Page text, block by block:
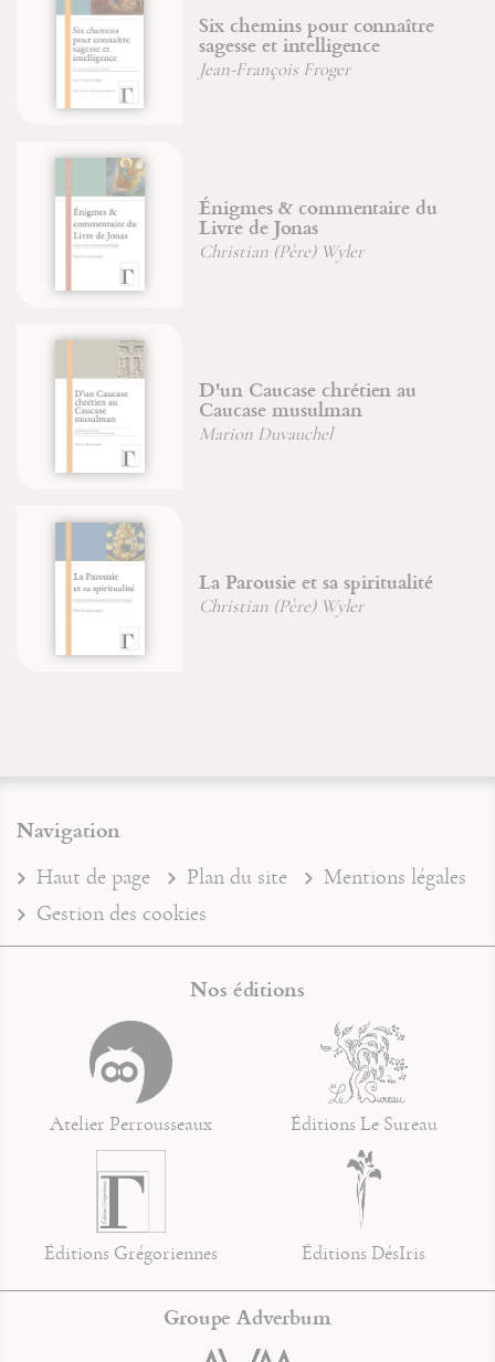
Saint Joseph, image du Père
Jean-Paul Dumontier
Jean-François Froger
Jean-Michel Sanchez
Le Maître du Shabbat
Jean-François Froger
Bouddhisme
Marion Duvauchel
Bouddha de Compassion
Navigation
Haut de page Plan du site
Mentions légales
Gestion des cookies
Nos éditions
Atelier Perrousseaux Éditions Le Sureau
Éditions Grégoriennes Éditions DésIris
Groupe Adverbum